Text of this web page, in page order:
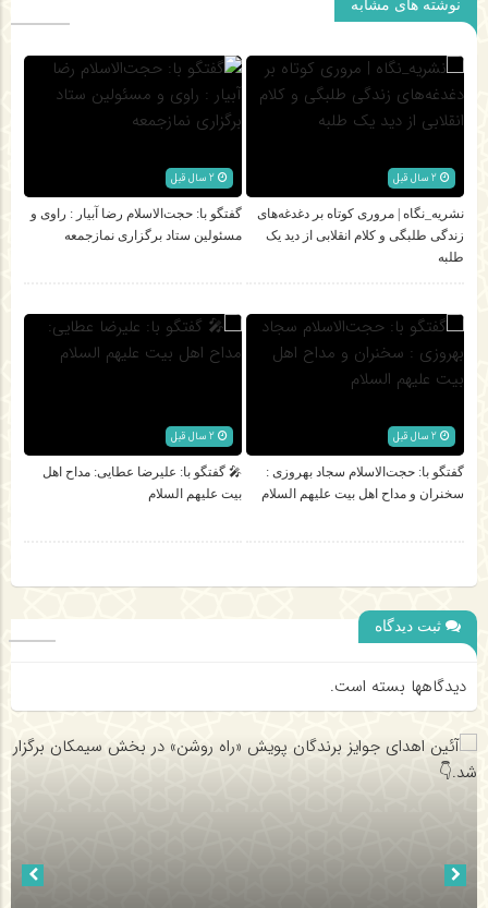
نوشته های مشابه
2 سال قبل
نشریه_نگاه | مروری کوتاه بر دغدغه‌های
زندگی طلبگی و کلام انقلابی از دید یک
طلبه
گفتگو با: حجت‌الاسلام‌ رضا آبیار : راوی و
مسئولین ستاد برگزاری نمازجمعه
2 سال قبل
گفتگو با: حجت‌الاسلام‌ سجاد بهروزی :
سخنران و مداح اهل‌ بیت علیهم‌ السلام
🎤 گفتگو با: عليرضا عطایی: مداح اهل‌
بیت علیهم‌ السلام
ثبت دیدگاه
دیدگاهها بسته است.